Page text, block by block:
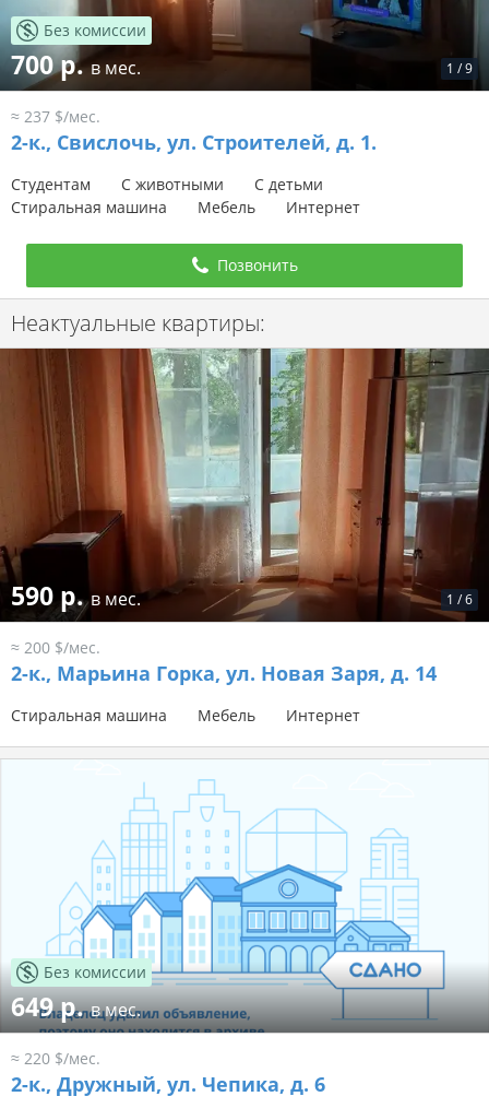
1 /9
Без комиссии
700 р.в мес.
≈ 237 $/мес.
2-к., Свислочь, ул. Строителей, д. 1.
Студентам С животными
С детьми
Стиральная машина
Мебель Интернет
Позвонить
Неактуальные квартиры:
1 /6
590 р.в мес.
≈ 200 $/мес.
2-к., Марьина Горка, ул. Новая Заря, д. 14
Стиральная машина Мебель Интернет
Без комиссии
649 р.в мес.
≈ 220 $/мес.
2-к., Дружный, ул. Чепика, д. 6